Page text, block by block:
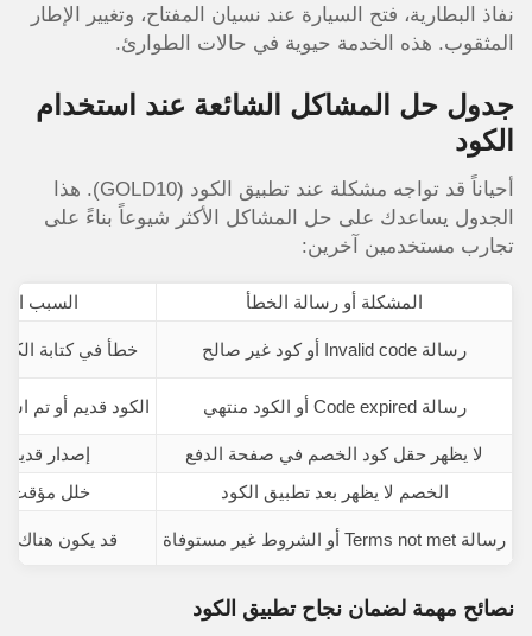
نفاذ البطارية، فتح السيارة عند نسيان المفتاح، وتغيير الإطار
المثقوب. هذه الخدمة حيوية في حالات الطوارئ.
جدول حل المشاكل الشائعة عند استخدام
الكود
أحياناً قد تواجه مشكلة عند تطبيق الكود (GOLD10). هذا
الجدول يساعدك على حل المشاكل الأكثر شيوعاً بناءً على
تجارب مستخدمين آخرين:
المشكلة أو رسالة الخطأ السبب
رسالة Invalid code أو كود غير صالح خطأ في كتابة
رسالة Code expired أو الكود منتهي الكود قديم أو تم
لا يظهر حقل كود الخصم في صفحة الدفع
إصدار قديم
الخصم لا يظهر بعد تطبيق الكود
خلل مؤقت
رسالة Terms not met أو الشروط غير مستوفاة قد يكون هناك
نصائح مهمة لضمان نجاح تطبيق الكود